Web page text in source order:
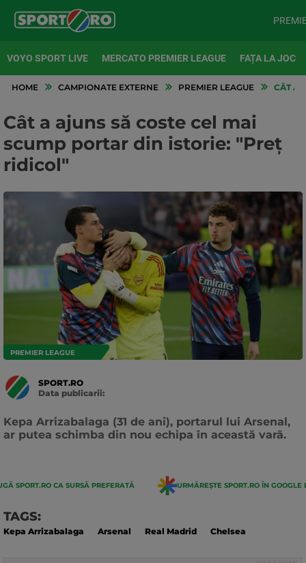
VOYO SPORT LIVE MERCATO PREMIER LEAGUE FAȚA LA JOC
HOME CAMPIONATE EXTERNE PREMIER LEAGUE CÂT A
Cât a ajuns să coste cel mai
scump portar din istorie: "Preț
ridicol"
PREMIER LEAGUE
SPORT.RO
Data publicarii:
Kepa Arrizabalaga (31 de ani), portarul lui Arsenal,
ar putea schimba din nou echipa în această vară.
SPORT.RO CA SURSĂ PREFERATĂ URMĂREȘTE SPORT.RO ÎN GOOGLE
TAGS:
Kepa Arrizabalaga Arsenal Real Madrid Chelsea